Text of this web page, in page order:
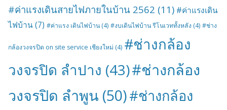
#ค่าแรงเดินสายไฟภายในบ้าน 2562 (11) #ค่าแรงเดิน
ไฟบ้าน(7) #ค่าแรง เดินไฟบ้าน (4) #งบเดินไฟบ้าน รีโนเวททั้งหลัง (4) #ช่าง
กล้องวงจรปิด on site service เชียงใหม่ (4) #ช่างกล้อง
วงจรปิด ลำปาง (43)#ช่างกล้อง
วงจรปิด ลำพูน (50)#ช่างกล้อง